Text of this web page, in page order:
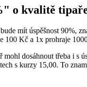
o kvalitě
mít úspěšnost 90%,
100 Kč a 1x prohraje
dosáhnout třeba i s
s kurzy 15,00. To